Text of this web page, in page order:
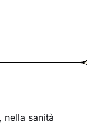
dentro di te
che
provi in
un’atmosfera
sanità